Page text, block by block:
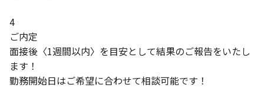
4
ご内定
面接後〈1週間以内〉を目安として結果のご報告をいたし
ます！
勤務開始日はご希望に合わせて相談可能です！